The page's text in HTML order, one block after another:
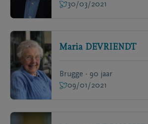
30/03/2021
Maria DEVRIENDT
Brugge - 90 jaar
09/01/2021